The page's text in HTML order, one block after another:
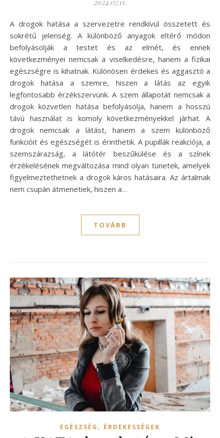
2024.07.11.
A drogok hatása a szervezetre rendkívül összetett és
sokrétű jelenség. A különböző anyagok eltérő módon
befolyásolják a testet és az elmét, és ennek
következményei nemcsak a viselkedésre, hanem a fizikai
egészségre is kihatnak. Különösen érdekes és aggasztó a
drogok hatása a szemre, hiszen a látás az egyik
legfontosabb érzékszervünk. A szem állapotát nemcsak a
drogok közvetlen hatása befolyásolja, hanem a hosszú
távú használat is komoly következményekkel járhat. A
drogok nemcsak a látást, hanem a szem különböző
funkcióit és egészségét is érinthetik. A pupillák reakciója, a
szemszárazság, a látótér beszűkülése és a színek
érzékelésének megváltozása mind olyan tünetek, amelyek
figyelmeztethetnek a drogok káros hatásaira. Az ártalmak
nem csupán átmenetiek, hiszen a…
TOVÁBB
EGÉSZSÉG , ÉRDEKESSÉGEK